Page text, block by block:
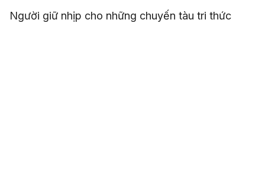
Người giữ nhịp cho những chuyến tàu tri thức